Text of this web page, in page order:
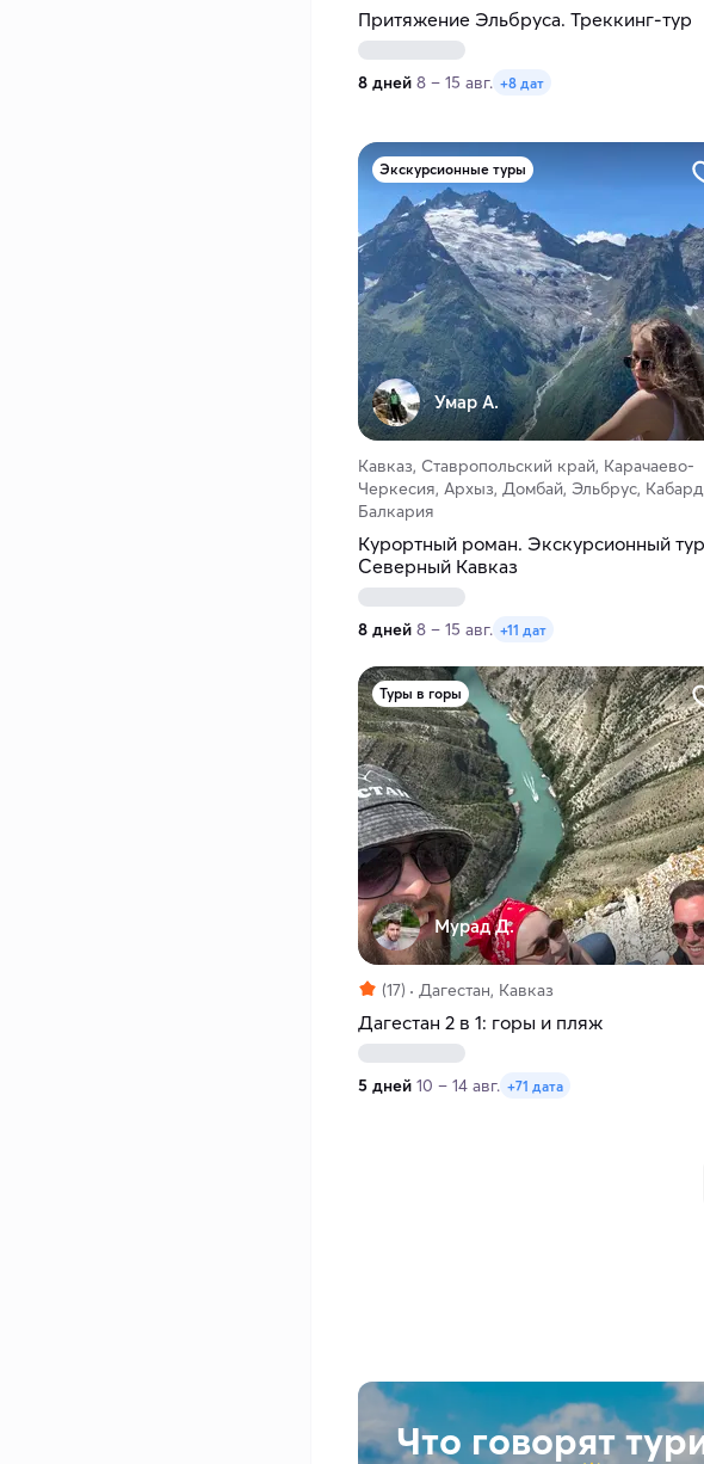
Притяжение Эльбруса. Треккинг-тур
8 дней 8 – 15 авг. +8 дат
Экскурсионные туры
Умар А.
Кавказ, Ставропольский край, Карачаево-
Черкесия, Архыз, Домбай, Эльбрус,
Балкария
Курортный роман. Экскурсионный
Северный Кавказ
8 дней 8 – 15 авг. +11 дат
Туры в горы
Мурад Д.
(17) Дагестан, Кавказ
Дагестан 2 в 1: горы и пляж
5 дней 10 – 14 авг. +71 дата
Что говорят